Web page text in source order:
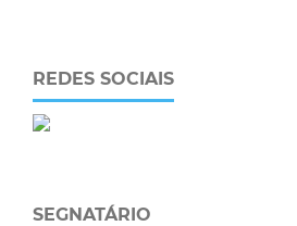
REDES SOCIAIS
SEGNATÁRIO